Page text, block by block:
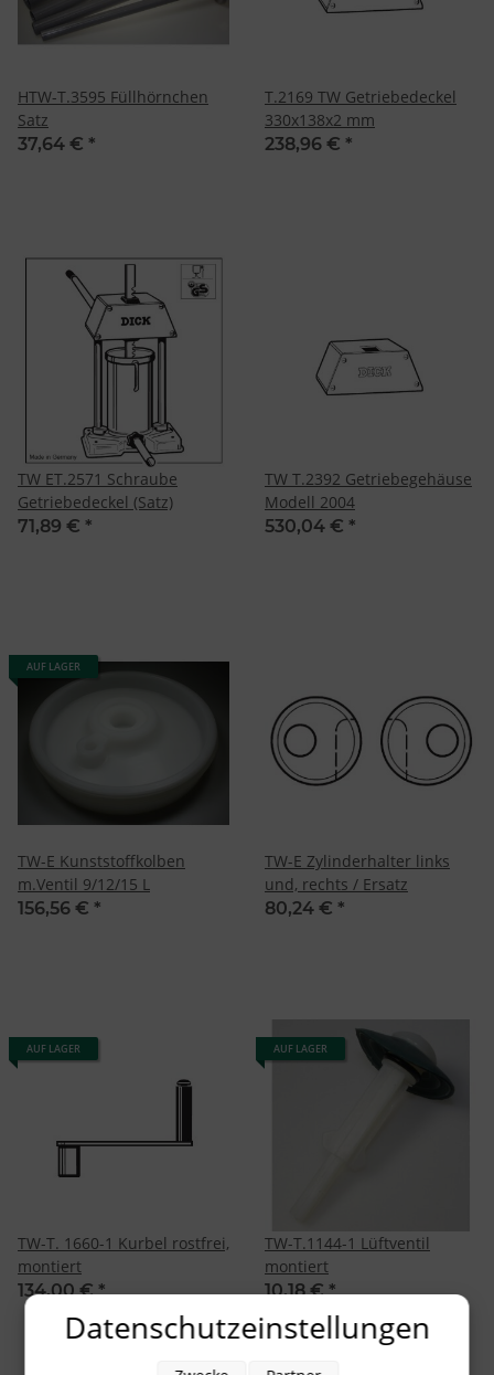
HTW-T.3595 Füllhörnchen
Satz
37,64 € *
T.2169 TW Getriebedeckel
330x138x2 mm
238,96 € *
TW ET.2571 Schraube
Getriebedeckel (Satz)
71,89 € *
TW T.2392 Getriebegehäuse
Modell 2004
530,04 € *
AUF LAGER
TW-E Kunststoffkolben
m.Ventil 9/12/15 L
156,56 € *
TW-E Zylinderhalter links
und, rechts / Ersatz
80,24 € *
AUF LAGER
TW-T. 1660-1 Kurbel rostfrei,
montiert
134,00 €*
AUF LAGER
TW-T.1144-1 Lüftventil
montiert
10,18 €*
Datenschutzeinstellungen